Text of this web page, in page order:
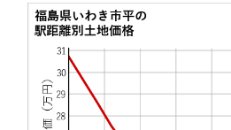
52 内郷御台境町
常磐上湯長谷町 14万円
明治団地 14万円
桜ケ丘